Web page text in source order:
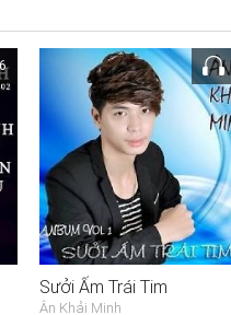
Sưởi Ấm Trái Tim
Ân Khải Minh